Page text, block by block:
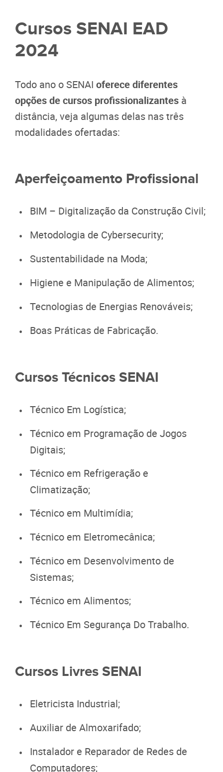
Cursos SENAI EAD
2024
Todo ano o SENAI oferece diferentes
opções de cursos profissionalizantes à
distância, veja algumas delas nas três
modalidades ofertadas:
Aperfeiçoamento Profissional
BIM – Digitalização da Construção Civil;
Metodologia de Cybersecurity;
Sustentabilidade na Moda;
Higiene e Manipulação de Alimentos;
Tecnologias de Energias Renováveis;
Boas Práticas de Fabricação.
Cursos Técnicos SENAI
Técnico Em Logística;
Técnico em Programação de Jogos
Digitais;
Técnico em Refrigeração e
Climatização;
Técnico em Multimídia;
Técnico em Eletromecânica;
Técnico em Desenvolvimento de
Sistemas;
Técnico em Alimentos;
Técnico Em Segurança Do Trabalho.
Cursos Livres SENAI
Eletricista Industrial;
Auxiliar de Almoxarifado;
Instalador e Reparador de Redes de
Computadores;